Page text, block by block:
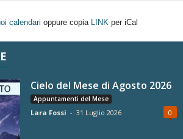
calendari oppure copia LINK per iCal
Cielo del Mese di Agosto 2026
Appuntamenti del Mese
Lara Fossi - 31 Luglio 2026 0